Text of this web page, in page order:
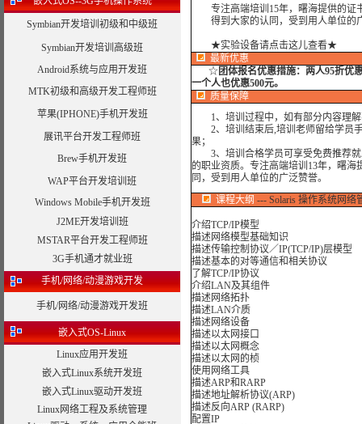
Symbian开发培训初级和中级班
Symbian开发培训高级班
Android系统与应用开发班
MTK初级和高级开发工程师班
苹果(IPHONE)手机开发班
展讯平台开发工程师班
Brew手机开发班
WAP平台开发培训班
Windows Mobile手机开发班
J2ME开发培训班
MSTAR平台开发工程师班
3G手机通才就业班
手机/网络/动漫游戏开发
手机/网络/动漫游戏开发班
嵌入式OS-Linux
Linux应用开发班
嵌入式Linux系统开发班
嵌入式Linux驱动开发班
Linux网络工程及系统管理
专注高端培训15年，曙海提供的证
得到大家的认同，受到用人单位的
★实验设备请点击这儿查看★
最新优惠
☆ 团体报名优惠措施： 两人95折优
一个人也优惠500元。
质量保障
1、培训过程中，如有部分内容理解
2、培训结束后,培训老师留给学员手
果；
3、培训合格学员可享受免费推荐就
的职业资质。专注高端培训13年，曙
同，受到用人单位的广泛赞誉。
课程大纲 --- Solaris 操作系统网络
介绍TCP/IP模型
描述网络模型基础知识
描述传输控制协议／IP(TCP/IP)层模型
描述基本的对等通信和相关协议
了解TCP/IP协议
介绍LAN及其组件
描述网络拓扑
描述LAN介质
描述网络设备
描述以太网接口
描述以太网概念
描述以太网的桢
使用网络工具
描述ARP和RARP
描述地址解析协议(ARP)
描述反向ARP (RARP)
配置IP